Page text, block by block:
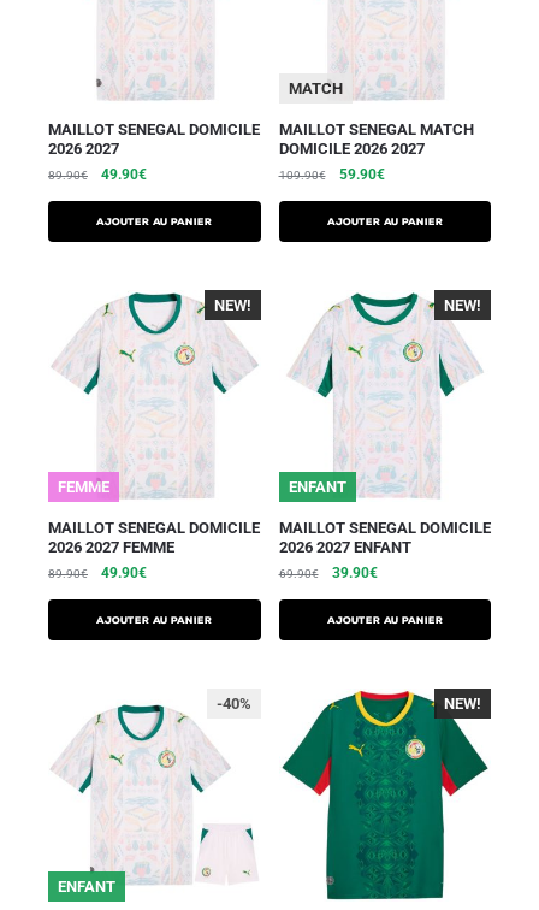
MAILLOT SENEGAL DOMICILE
2026 2027
89.90€ 49.90€
AJOUTER AU PANIER
MATCH
MAILLOT SENEGAL MATCH
DOMICILE 2026 2027
109.90€ 59.90€
AJOUTER AU PANIER
-40%
NEW!
FEMME
MAILLOT SENEGAL DOMICILE
2026 2027 FEMME
89.90€ 49.90€
AJOUTER AU PANIER
-40%
NEW!
ENFANT
MAILLOT SENEGAL DOMICILE
2026 2027 ENFANT
69.90€ 39.90€
AJOUTER AU PANIER
ENFANT
-40% -40%
NEW!